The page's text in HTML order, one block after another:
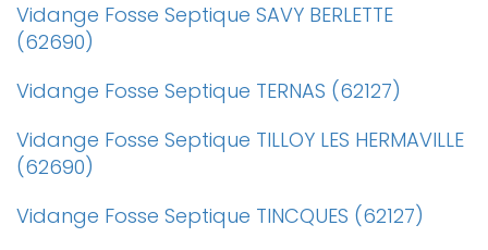
Vidange Fosse Septique SAVY BERLETTE
(62690)
Vidange Fosse Septique TERNAS (62127)
Vidange Fosse Septique TILLOY LES HERMAVILLE
(62690)
Vidange Fosse Septique TINCQUES (62127)